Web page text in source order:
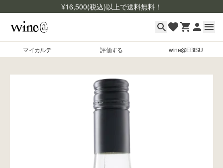
¥16,500(税込)以上で送料無料！
マイカルテ 評価する wine@EBISU
マイカルテ